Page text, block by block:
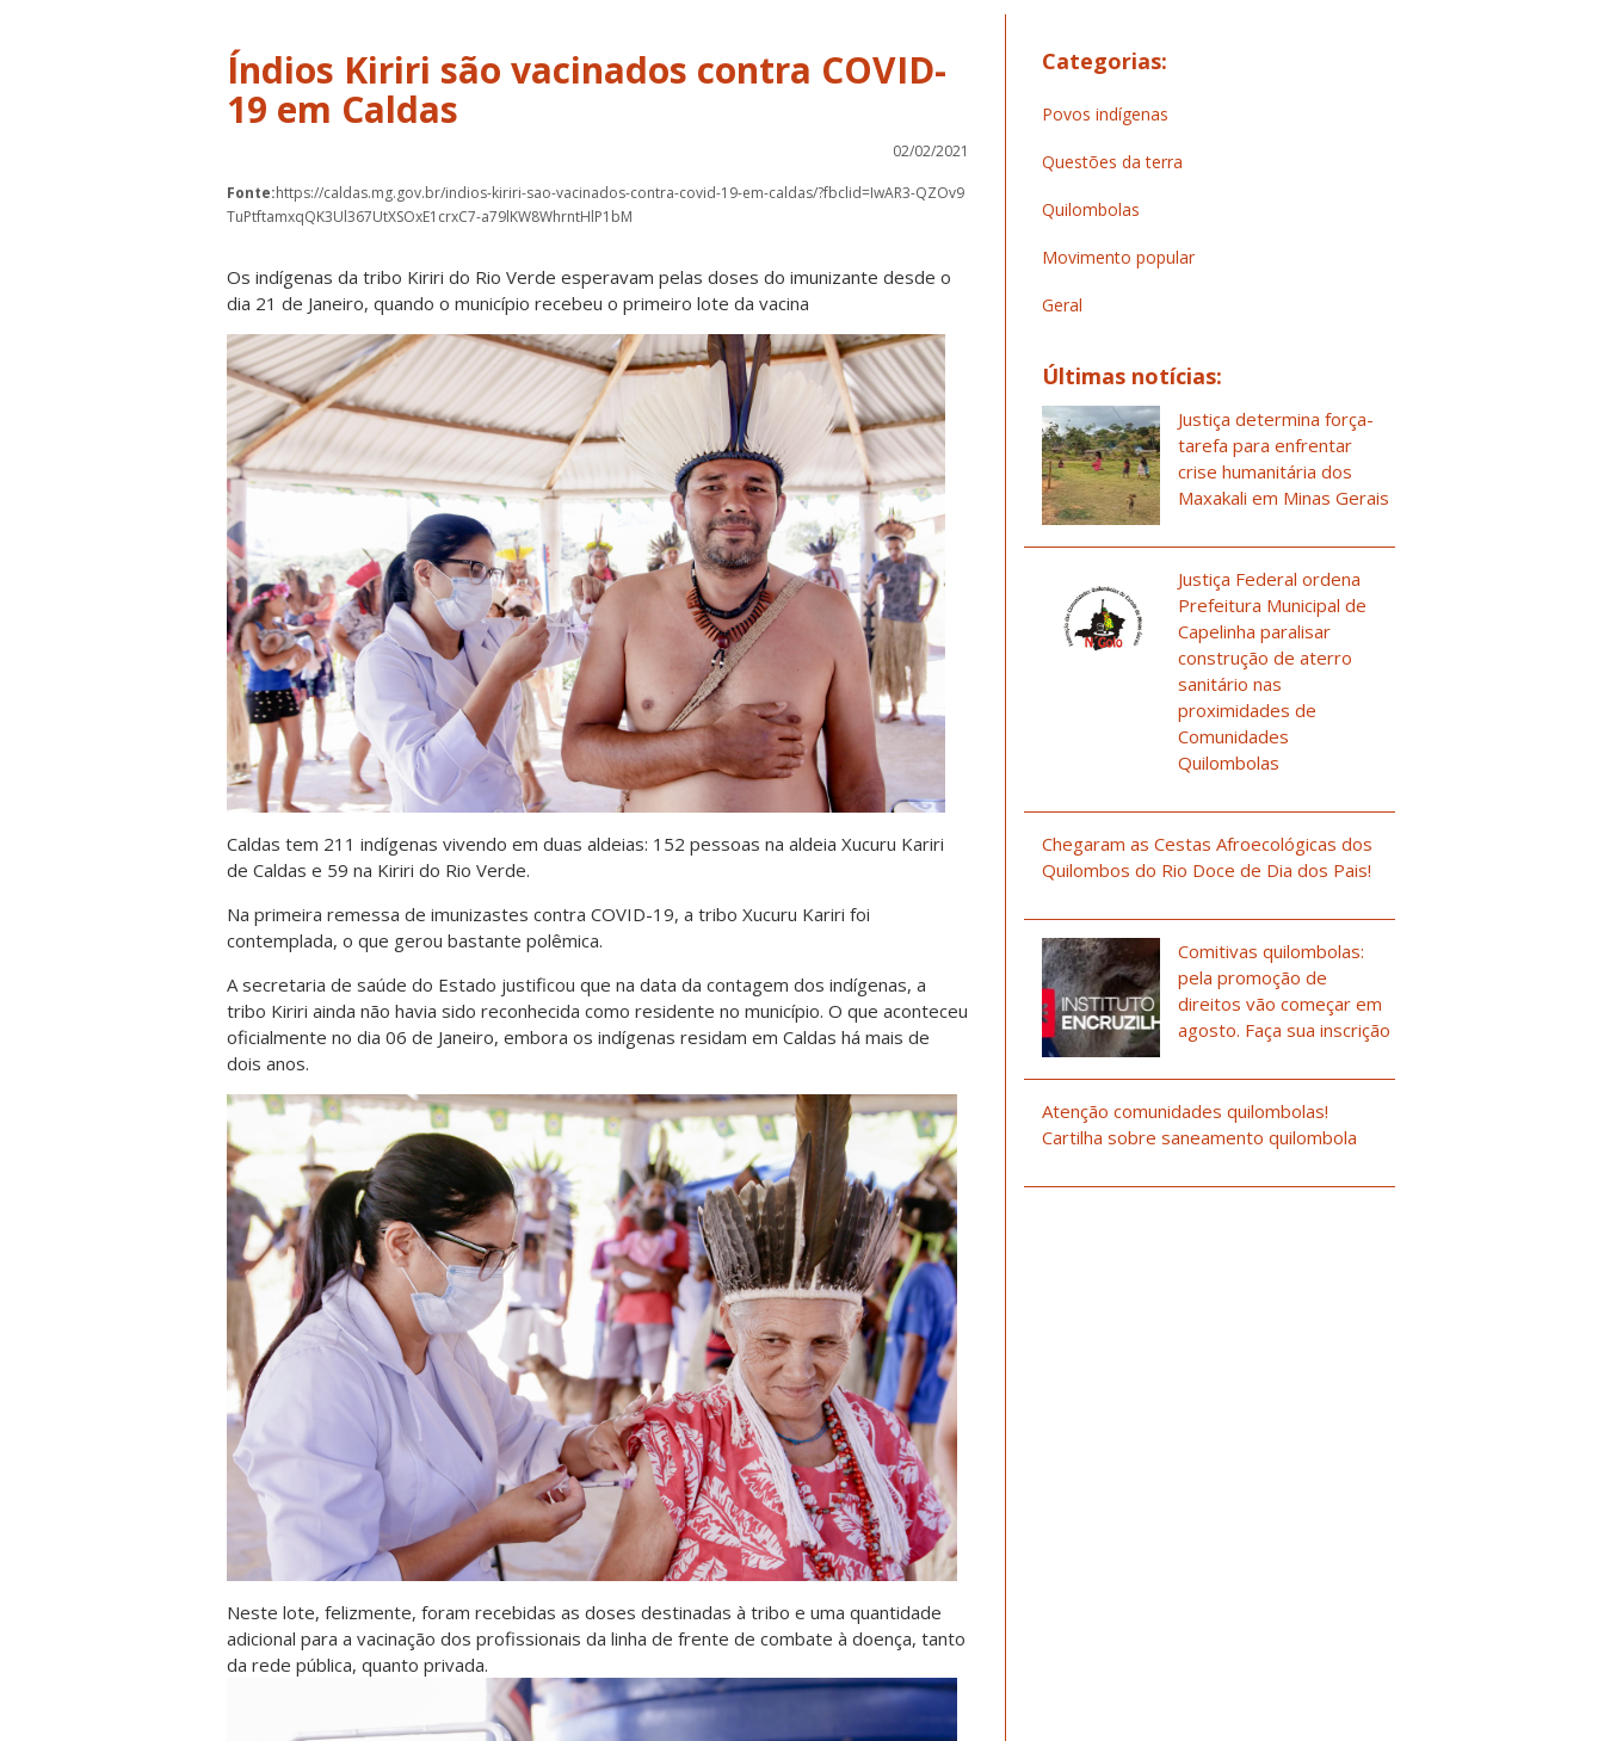
Índios Kiriri são vacinados contra COVID-
19 em Caldas
02/02/2021
Fonte:https://caldas.mg.gov.br/indios-kiriri-sao-vacinados-contra-covid-19-em-caldas/?fbclid=IwAR3-QZOv9
TuPtftamxqQK3Ul367UtXSOxE1crxC7-a79lKW8WhrntHlP1bM
Os indígenas da tribo Kiriri do Rio Verde esperavam pelas doses do imunizante desde o
dia 21 de Janeiro, quando o município recebeu o primeiro lote da vacina
Caldas tem 211 indígenas vivendo em duas aldeias: 152 pessoas na aldeia Xucuru Kariri
de Caldas e 59 na Kiriri do Rio Verde.
Na primeira remessa de imunizastes contra COVID-19, a tribo Xucuru Kariri foi
contemplada, o que gerou bastante polêmica.
A secretaria de saúde do Estado justificou que na data da contagem dos indígenas, a
tribo Kiriri ainda não havia sido reconhecida como residente no município. O que aconteceu
oficialmente no dia 06 de Janeiro, embora os indígenas residam em Caldas há mais de
dois anos.
Neste lote, felizmente, foram recebidas as doses destinadas à tribo e uma quantidade
adicional para a vacinação dos profissionais da linha de frente de combate à doença, tanto
da rede pública, quanto privada.
Categorias:
Povos indígenas
Questões da terra
Quilombolas
Movimento popular
Geral
Últimas notícias:
Justiça determina força-
tarefa para enfrentar
crise humanitária dos
Maxakali em Minas Gerais
Justiça Federal ordena
Prefeitura Municipal de
Capelinha paralisar
construção de aterro
sanitário nas
proximidades de
Comunidades
Quilombolas
Chegaram as Cestas Afroecológicas dos
Quilombos do Rio Doce de Dia dos Pais!
Comitivas quilombolas:
pela promoção de
direitos vão começar em
agosto. Faça sua inscrição
Atenção comunidades quilombolas!
Cartilha sobre saneamento quilombola